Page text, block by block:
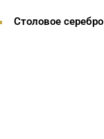
Столовое серебро